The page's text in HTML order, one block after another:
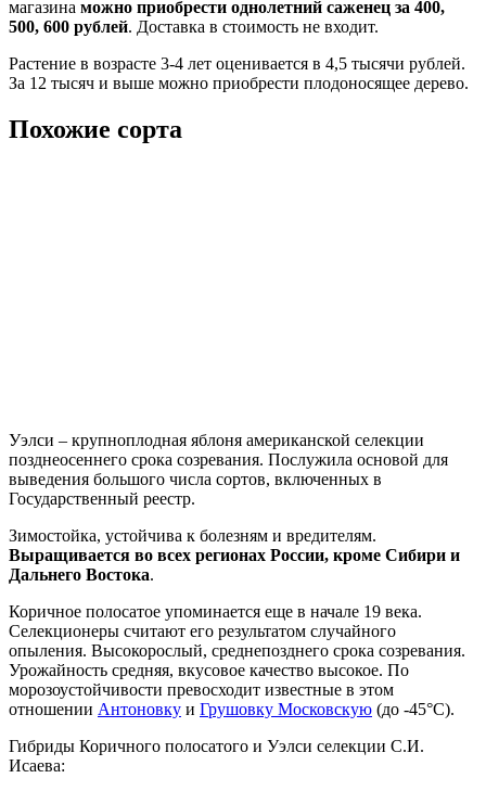
магазина можно приобрести однолетний саженец за 400,
500, 600 рублей. Доставка в стоимость не входит.
Растение в возрасте 3-4 лет оценивается в 4,5 тысячи рублей.
За 12 тысяч и выше можно приобрести плодоносящее дерево.
Похожие сорта
Уэлси – крупноплодная яблоня американской селекции
позднеосеннего срока созревания. Послужила основой для
выведения большого числа сортов, включенных в
Государственный реестр.
Зимостойка, устойчива к болезням и вредителям.
Выращивается во всех регионах России, кроме Сибири и
Дальнего Востока.
Коричное полосатое упоминается еще в начале 19 века.
Селекционеры считают его результатом случайного
опыления. Высокорослый, среднепозднего срока созревания.
Урожайность средняя, вкусовое качество высокое. По
морозоустойчивости превосходит известные в этом
отношении Антоновку и Грушовку Московскую (до -45°С).
Гибриды Коричного полосатого и Уэлси селекции С.И.
Исаева: